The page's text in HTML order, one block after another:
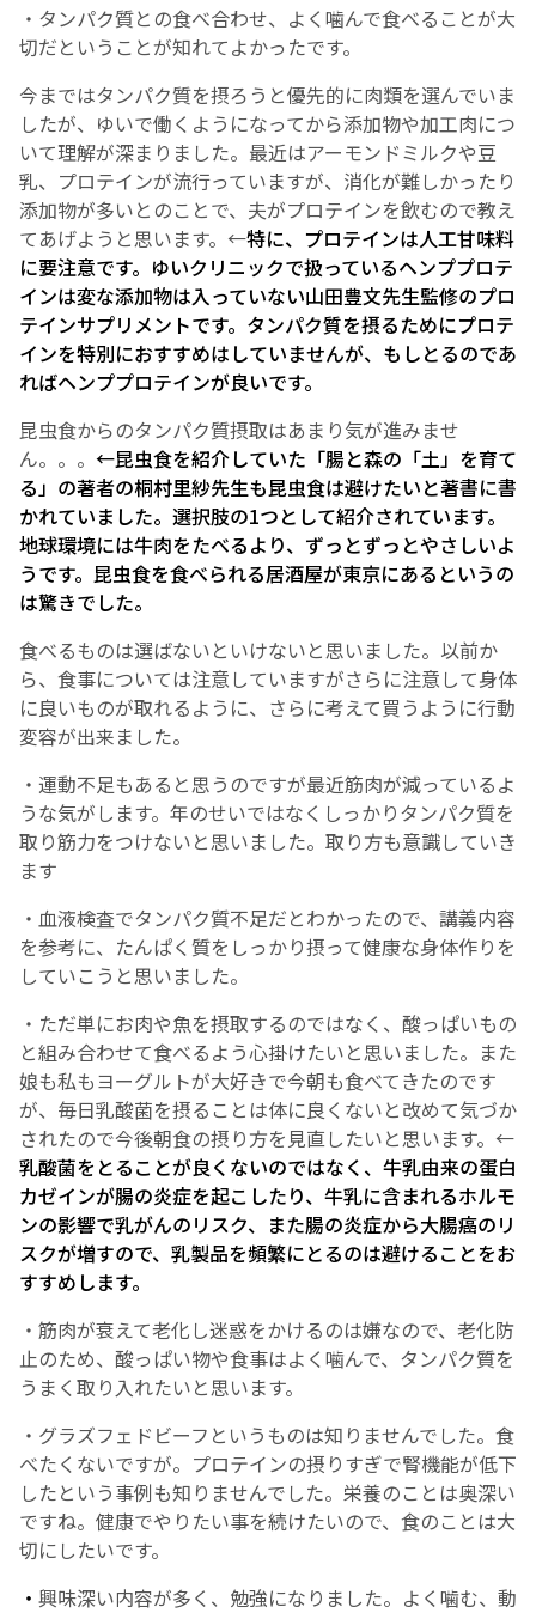
・タンパク質との食べ合わせ、よく噛んで食べることが大
切だということが知れてよかったです。
今まではタンパク質を摂ろうと優先的に肉類を選んでいま
したが、ゆいで働くようになってから添加物や加工肉につ
いて理解が深まりました。最近はアーモンドミルクや豆
乳、プロテインが流行っていますが、消化が難しかったり
添加物が多いとのことで、夫がプロテインを飲むので教え
てあげようと思います。←特に、プロテインは人工甘味料
に要注意です。ゆいクリニックで扱っているヘンププロテ
インは変な添加物は入っていない山田豊文先生監修のプロ
テインサプリメントです。タンパク質を摂るためにプロテ
インを特別におすすめはしていませんが、もしとるのであ
ればヘンププロテインが良いです。
昆虫食からのタンパク質摂取はあまり気が進みませ
ん。。。 ←昆虫食を紹介していた「腸と森の「土」を育て
る」の著者の桐村里紗先生も昆虫食は避けたいと著書に書
かれていました。選択肢の1つとして紹介されています。
地球環境には牛肉をたべるより、ずっとずっとやさしいよ
うです。昆虫食を食べられる居酒屋が東京にあるというの
は驚きでした。
食べるものは選ばないといけないと思いました。以前か
ら、食事については注意していますがさらに注意して身体
に良いものが取れるように、さらに考えて買うように行動
変容が出来ました。
・運動不足もあると思うのですが最近筋肉が減っているよ
うな気がします。年のせいではなくしっかりタンパク質を
取り筋力をつけないと思いました。取り方も意識していき
ます
・血液検査でタンパク質不足だとわかったので、講義内容
を参考に、たんぱく質をしっかり摂って健康な身体作りを
していこうと思いました。
・ただ単にお肉や魚を摂取するのではなく、酸っぱいもの
と組み合わせて食べるよう心掛けたいと思いました。また
娘も私もヨーグルトが大好きで今朝も食べてきたのです
が、毎日乳酸菌を摂ることは体に良くないと改めて気づか
されたので今後朝食の摂り方を見直したいと思います。←
乳酸菌をとることが良くないのではなく、牛乳由来の蛋白
カゼインが腸の炎症を起こしたり、牛乳に含まれるホルモ
ンの影響で乳がんのリスク、また腸の炎症から大腸癌のリ
スクが増すので、乳製品を頻繁にとるのは避けることをお
すすめします。
・筋肉が衰えて老化し迷惑をかけるのは嫌なので、老化防
止のため、酸っぱい物や食事はよく噛んで、タンパク質を
うまく取り入れたいと思います。
・グラズフェドビーフというものは知りませんでした。食
べたくないですが。プロテインの摂りすぎで腎機能が低下
したという事例も知りませんでした。栄養のことは奥深い
ですね。健康でやりたい事を続けたいので、食のことは大
切にしたいです。
・ 興味深い内容が多く、勉強になりました。よく噛む、動